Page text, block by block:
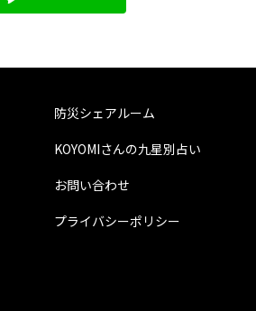
防災シェアルーム
KOYOMIさんの九星別占い
お問い合わせ
プライバシーポリシー